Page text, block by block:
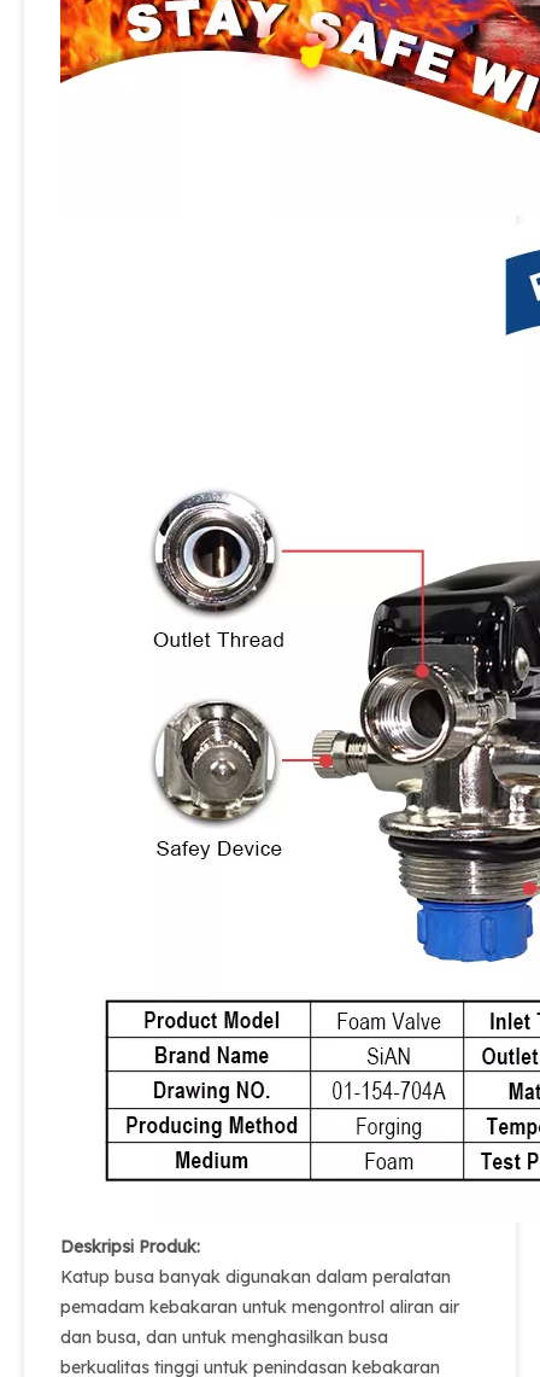
Deskripsi Produk:
Katup busa banyak digunakan dalam peralatan
pemadam kebakaran untuk mengontrol aliran air
dan busa, dan untuk menghasilkan busa
berkualitas tinggi untuk penindasan kebakaran